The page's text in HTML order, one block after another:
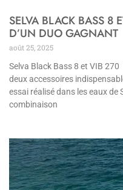
SELVA BLACK BASS 8
D’UN DUO GAGNANT
août 25, 2025
Selva Black Bass 8 et VIB
deux accessoires
essai réalisé dans les eaux
combinaison